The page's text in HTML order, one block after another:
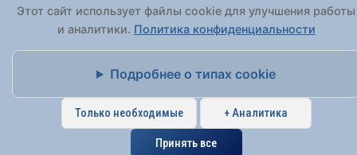
принимаются только: по почте, черезпортал «Госуслуги» (ЕПГУ)
или лично при предъявлении паспорта.
На Сайте действуетПолитика обработки персональных данных
Этот сайт использует файлы cookie для улучшения работы
и аналитики. Политика конфиденциальности
Подробнее о типах cookie
Только необходимые + Аналитика
Принять все